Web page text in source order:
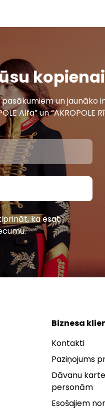
kopienai
un jaunāko
Alfa” un “AKROPOLE
ka esat
Biznesa
Kontakti
Paziņojums
Dāvanu
personām
Esošajiem